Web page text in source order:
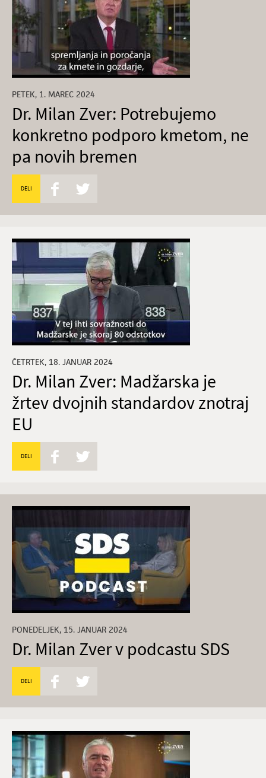
PETEK, 1. MAREC 2024
Dr. Milan Zver: Potrebujemo
konkretno podporo kmetom, ne
pa novih bremen
DELI
ČETRTEK, 18. JANUAR 2024
Dr. Milan Zver: Madžarska je
žrtev dvojnih standardov znotraj
EU
DELI
PONEDELJEK, 15. JANUAR 2024
Dr. Milan Zver v podcastu SDS
DELI